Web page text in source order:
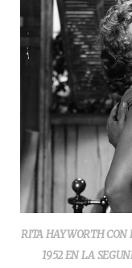
RITA HAYWORTH CON
1952 EN LA